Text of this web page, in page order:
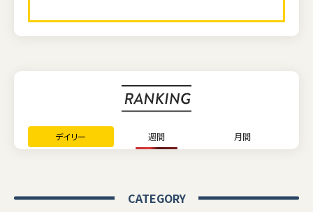
デイリー 週間 月間
CATEGORY